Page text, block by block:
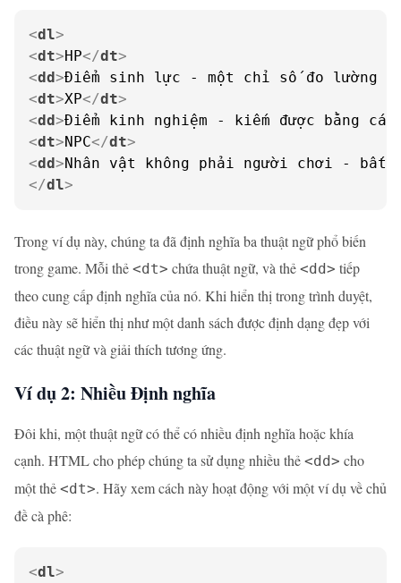
<dl>
<dt>HP</dt>
<dd>Điểm sinh lực - một chỉ số đo lường
<dt>XP</dt>
<dd>Điểm kinh nghiệm - kiếm được bằng
<dt>NPC</dt>
<dd>Nhân vật không phải người chơi - bất
</dl>
Trong ví dụ này, chúng ta đã định nghĩa ba thuật ngữ phổ biến
trong game. Mỗi thẻ <dt> chứa thuật ngữ, và thẻ <dd> tiếp
theo cung cấp định nghĩa của nó. Khi hiển thị trong trình duyệt,
điều này sẽ hiển thị như một danh sách được định dạng đẹp với
các thuật ngữ và giải thích tương ứng.
Ví dụ 2: Nhiều Định nghĩa
Đôi khi, một thuật ngữ có thể có nhiều định nghĩa hoặc khía
cạnh. HTML cho phép chúng ta sử dụng nhiều thẻ <dd> cho
một thẻ <dt>. Hãy xem cách này hoạt động với một ví dụ về chủ
đề cà phê:
<dl>